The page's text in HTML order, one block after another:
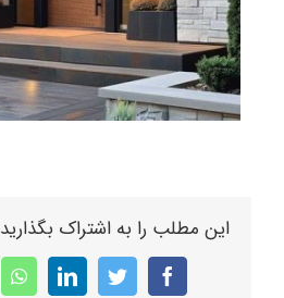
این مطلب را به اشتراک بگذارید